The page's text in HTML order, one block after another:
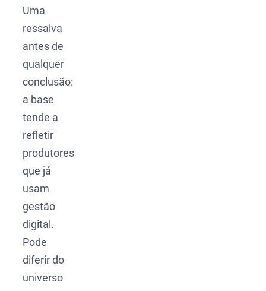
Uma
ressalva
antes de
qualquer
conclusão:
a base
tende a
refletir
produtores
que já
usam
gestão
digital.
Pode
diferir do
universo